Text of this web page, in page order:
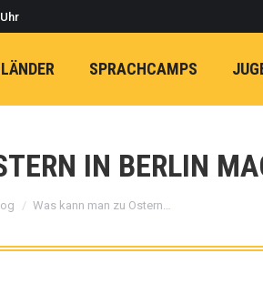
SPRACHCAMPS
IN BERLIN
sich hier:
Was kann man zu Ostern…